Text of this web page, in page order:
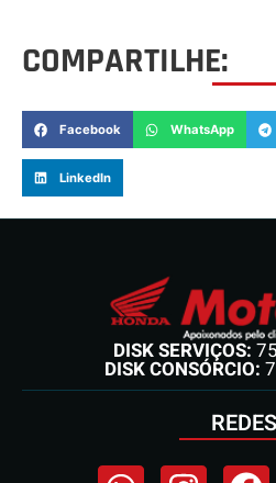
COMPARTILHE:
Facebook WhatsApp
LinkedIn
DISK SERVIÇOS:
DISK CONSÓRCIO: